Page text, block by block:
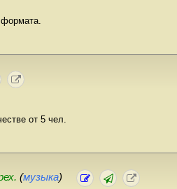
от 5 чел.
(музыка)